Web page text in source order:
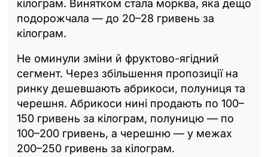
кілограм. Винятком стала морква, яка дещо
подорожчала — до 20–28 гривень за
кілограм.
Не оминули зміни й фруктово-ягідний
сегмент. Через збільшення пропозиції на
ринку дешевшають абрикоси, полуниця та
черешня. Абрикоси нині продають по 100–
150 гривень за кілограм, полуницю — по
100–200 гривень, а черешню — у межах
200–250 гривень за кілограм.